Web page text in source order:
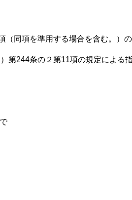
同項を準用する場合を含む。）
第244条の２第11項の規定による